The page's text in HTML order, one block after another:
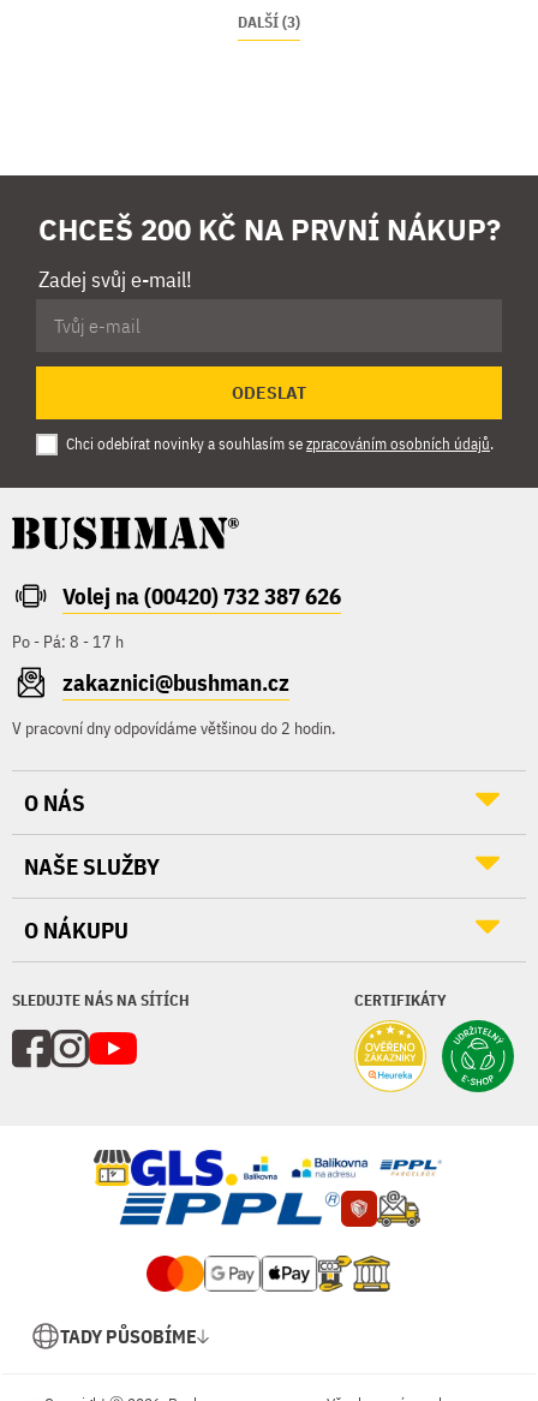
DALŠÍ (3)
CHCEŠ 200 KČ NA PRVNÍ NÁKUP?
Zadej svůj e-mail!
ODESLAT
Chci odebírat novinky a souhlasím sezpracováním osobních údajů.
Volej na (00420) 732 387 626
Po - Pá: 8 - 17 h
zakaznici@bushman.cz
V pracovní dny odpovídáme většinou do 2 hodin.
SLEDUJTE NÁS NA SÍTÍCH CERTIFIKÁTY
O NÁS
NAŠE SLUŽBY
O NÁKUPU
TADY PŮSOBÍME